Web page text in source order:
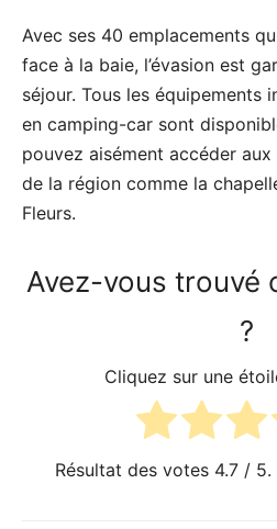
Avec ses 40 emplacements
face à la baie, l’évasion est
séjour. Tous les équipements
en camping-car sont
pouvez aisément accéder
de la région comme la
Fleurs.
Avez-vous trouvé
?
Cliquez sur une
Résultat des votes 4.7 / 5.